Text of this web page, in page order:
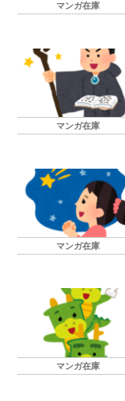
マンガ在庫
マンガ在庫
マンガ在庫
マンガ在庫